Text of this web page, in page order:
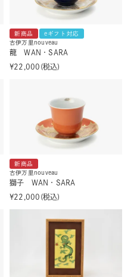
新商品
eギフト対応
古伊万里nouveau
龍 WAN・SARA
¥22,000 税込
新商品
古伊万里nouveau
獅子 WAN・SARA
¥22,000 税込